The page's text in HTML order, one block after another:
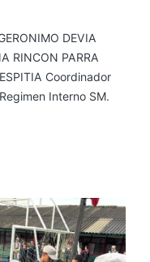
DEVIA
RINCON PARRA
Coordinador
Interno SM.